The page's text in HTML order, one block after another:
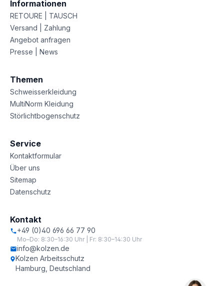
Informationen
RETOURE | TAUSCH
Versand | Zahlung
Angebot anfragen
Presse | News
Themen
Schweisserkleidung
MultiNorm Kleidung
Störlichtbogenschutz
Service
Kontaktformular
Über uns
Sitemap
Datenschutz
Kontakt
+49 (0)40 696 66 77 90
Mo–Do: 8:30–16:30 Uhr | Fr: 8:30–14:30 Uhr
info@kolzen.de
Kolzen Arbeitsschutz
Hamburg, Deutschland